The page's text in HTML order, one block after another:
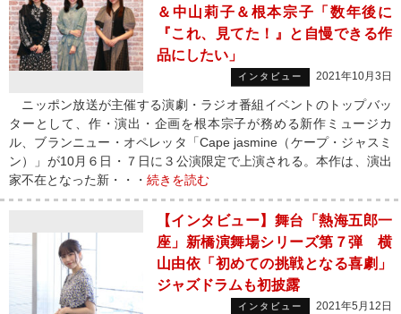
＆中山莉子＆根本宗子「数年後に
『これ、見てた！』と自慢できる作
品にしたい」
インタビュー 2021年10月3日
ニッポン放送が主催する演劇・ラジオ番組イベントのトップバッ
ターとして、作・演出・企画を根本宗子が務める新作ミュージカ
ル、ブランニュー・オペレッタ「Cape jasmine（ケープ・ジャスミ
ン）」が10月６日・７日に３公演限定で上演される。本作は、演出
家不在となった新・・・ 続きを読む
【インタビュー】舞台「熱海五郎一
座」新橋演舞場シリーズ第７弾 横
山由依「初めての挑戦となる喜劇」
ジャズドラムも初披露
インタビュー 2021年5月12日